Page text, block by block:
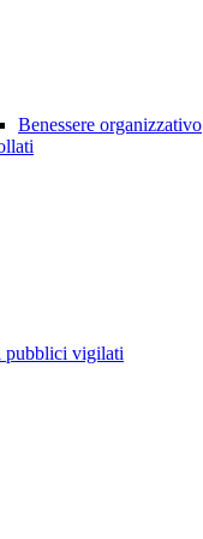
Benessere organizzativo
pubblici vigilati